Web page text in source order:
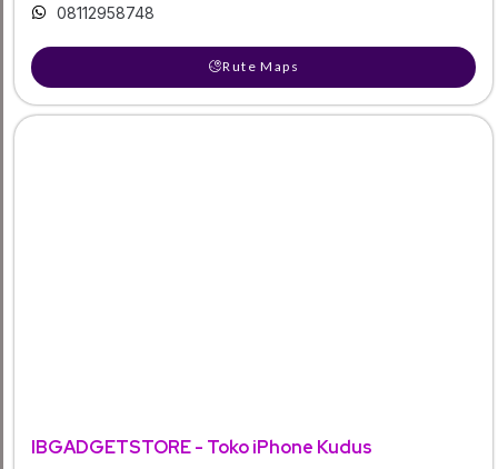
08112958748
Rute Maps
IBGADGETSTORE - Toko iPhone Kudus